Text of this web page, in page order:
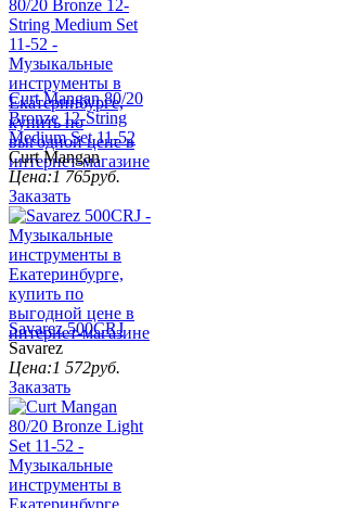
Curt Mangan 80/20
Bronze 12-String
Medium Set 11-52
Curt Mangan
Цена:1 765руб.
Заказать
Savarez 500CRJ
Savarez
Цена:1 572руб.
Заказать